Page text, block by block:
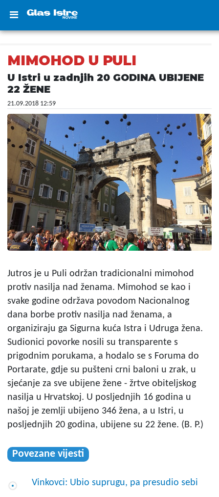
MIMOHOD U PULI
U Istri u zadnjih 20 GODINA UBIJENE
22 ŽENE
21.09.2018 12:59
Jutros je u Puli održan tradicionalni mimohod
protiv nasilja nad ženama. Mimohod se kao i
svake godine održava povodom Nacionalnog
dana borbe protiv nasilja nad ženama, a
organiziraju ga Sigurna kuća Istra i Udruga žena.
Sudionici povorke nosili su transparente s
prigodnim porukama, a hodalo se s Foruma do
Portarate, gdje su pušteni crni baloni u zrak, u
sjećanje za sve ubijene žene - žrtve obiteljskog
nasilja u Hrvatskoj. U posljednjih 16 godina u
našoj je zemlji ubijeno 346 žena, a u Istri, u
posljednjih 20 godina, ubijene su 22 žene. (B. P.)
Povezane vijesti
Vinkovci: Ubio suprugu, pa presudio sebi